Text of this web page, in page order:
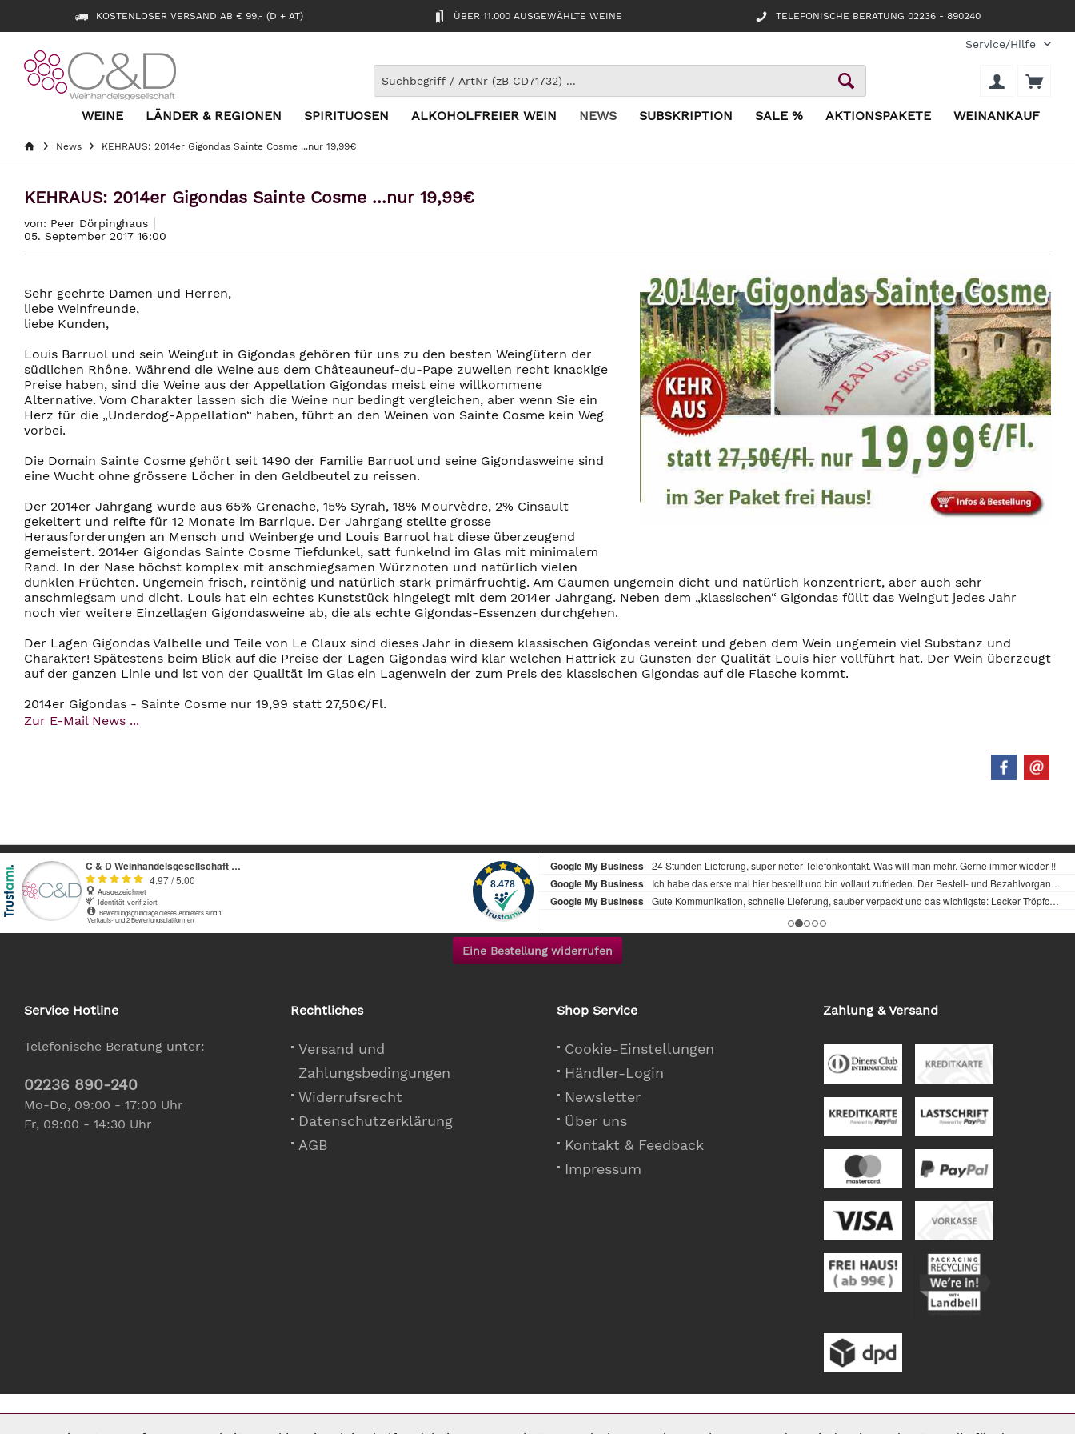
KOSTENLOSER VERSAND AB € 99,- (D + AT) ÜBER 11.000 AUSGEWÄHLTE WEINE TELEFONISCHE BERATUNG 02236 - 890240
Service/Hilfe
WEINE LÄNDER & REGIONEN SPIRITUOSEN ALKOHOLFREIER WEIN NEWS SUBSKRIPTION SALE % AKTIONSPAKETE WEINANKAUF
News KEHRAUS: 2014er Gigondas Sainte Cosme ...nur 19,99€
KEHRAUS: 2014er Gigondas Sainte Cosme ...nur 19,99€
von: Peer Dörpinghaus
05. September 2017 16:00
Sehr geehrte Damen und Herren,
liebe Weinfreunde,
liebe Kunden,
Louis Barruol und sein Weingut in Gigondas gehören für uns zu den besten Weingütern der
südlichen Rhône. Während die Weine aus dem Châteauneuf-du-Pape zuweilen recht knackige
Preise haben, sind die Weine aus der Appellation Gigondas meist eine willkommene
Alternative. Vom Charakter lassen sich die Weine nur bedingt vergleichen, aber wenn Sie ein
Herz für die „Underdog-Appellation“ haben, führt an den Weinen von Sainte Cosme kein Weg
vorbei.
Die Domain Sainte Cosme gehört seit 1490 der Familie Barruol und seine Gigondasweine sind
eine Wucht ohne grössere Löcher in den Geldbeutel zu reissen.
Der 2014er Jahrgang wurde aus 65% Grenache, 15% Syrah, 18% Mourvèdre, 2% Cinsault
gekeltert und reifte für 12 Monate im Barrique. Der Jahrgang stellte grosse
Herausforderungen an Mensch und Weinberge und Louis Barruol hat diese überzeugend
gemeistert. 2014er Gigondas Sainte Cosme Tiefdunkel, satt funkelnd im Glas mit minimalem
Rand. In der Nase höchst komplex mit anschmiegsamen Würznoten und natürlich vielen
dunklen Früchten. Ungemein frisch, reintönig und natürlich stark primärfruchtig. Am Gaumen ungemein dicht und natürlich konzentriert, aber auch sehr
anschmiegsam und dicht. Louis hat ein echtes Kunststück hingelegt mit dem 2014er Jahrgang. Neben dem „klassischen“ Gigondas füllt das Weingut jedes Jahr
noch vier weitere Einzellagen Gigondasweine ab, die als echte Gigondas-Essenzen durchgehen.
Der Lagen Gigondas Valbelle und Teile von Le Claux sind dieses Jahr in diesem klassischen Gigondas vereint und geben dem Wein ungemein viel Substanz und
Charakter! Spätestens beim Blick auf die Preise der Lagen Gigondas wird klar welchen Hattrick zu Gunsten der Qualität Louis hier vollführt hat. Der Wein überzeugt
auf der ganzen Linie und ist von der Qualität im Glas ein Lagenwein der zum Preis des klassischen Gigondas auf die Flasche kommt.
2014er Gigondas - Sainte Cosme nur 19,99 statt 27,50€/Fl.
Zur E-Mail News ...
Eine Bestellung widerrufen
Service Hotline
Telefonische Beratung unter:
02236 890-240
Mo-Do, 09:00 - 17:00 Uhr
Fr, 09:00 - 14:30 Uhr
Rechtliches
Versand und
Zahlungsbedingungen
Widerrufsrecht
Datenschutzerklärung
AGB
Shop Service
Cookie-Einstellungen
Händler-Login
Newsletter
Über uns
Kontakt & Feedback
Impressum
Zahlung & Versand